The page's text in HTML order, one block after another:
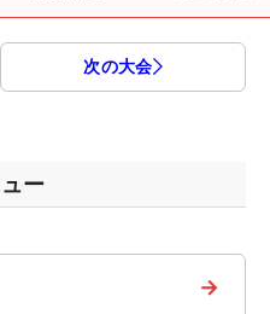
次の大会
ー
→